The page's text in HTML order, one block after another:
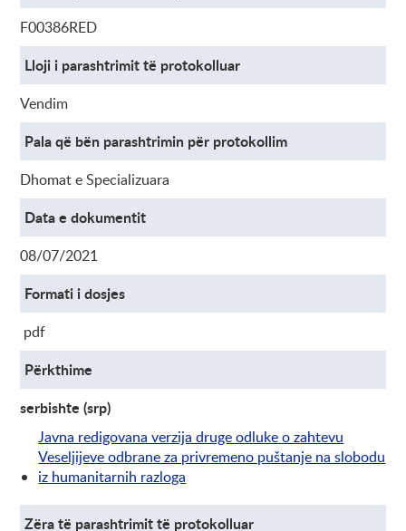
F00386RED
Lloji i parashtrimit të protokolluar
Vendim
Pala që bën parashtrimin për protokollim
Dhomat e Specializuara
Data e dokumentit
08/07/2021
Formati i dosjes
pdf
Përkthime
serbishte (srp)
Javna redigovana verzija druge odluke o zahtevu
Veseljijeve odbrane za privremeno puštanje na slobodu
iz humanitarnih razloga
Zëra të parashtrimit të protokolluar